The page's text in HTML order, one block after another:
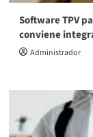
Software TPV
conviene
Administrador